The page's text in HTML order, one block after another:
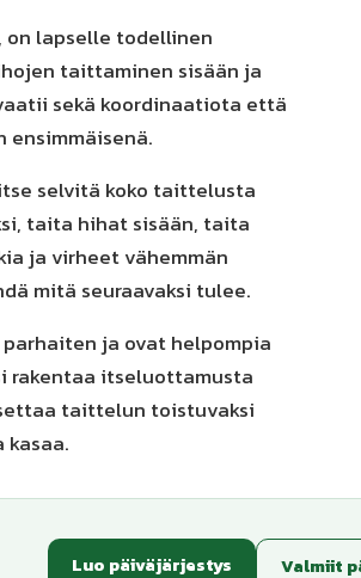
on lapselle todellinen
taittaminen sisään ja
sekä koordinaatiota että
ensimmäisenä.
selvitä koko taittelusta
taita hihat sisään, taita
ja virheet vähemmän
mitä seuraavaksi tulee.
ja ovat helpompia
rakentaa itseluottamusta
taittelun toistuvaksi
Luo päiväjärjestys Valmiit